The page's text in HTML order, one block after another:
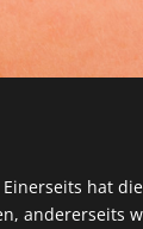
hat
andererseits